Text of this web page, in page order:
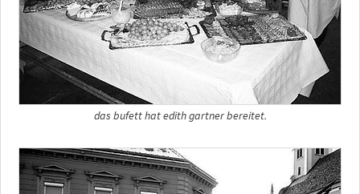
das bufett hat edith gartner bereitet.